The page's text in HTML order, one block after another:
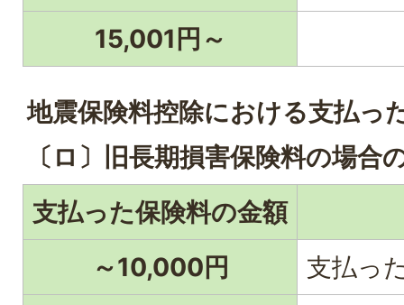
15,001円～
地震保険料控除における支払っ
〔ロ〕旧長期損害保険料の場合
支払った保険料の金額
～10,000円
支払っ